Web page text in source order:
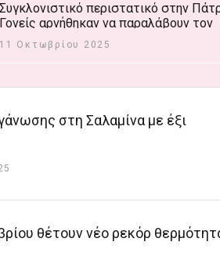
Συγκλονιστικό περιστατικό στην
Γονείς αρνήθηκαν να παραλάβουν τον
17χρονο γιο τους με αυτισμό από
φροντίδας
11 Οκτωβρίου 2025
στη Σαλαμίνα με έξι
θέτουν νέο ρεκόρ